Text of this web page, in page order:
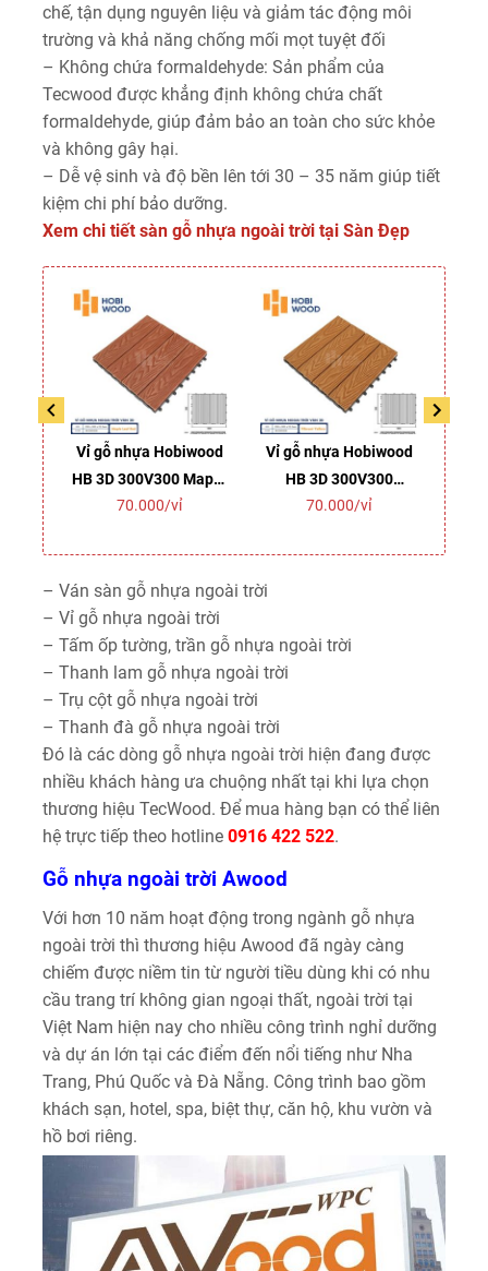
chế, tận dụng nguyên liệu và giảm tác động môi
trường và khả năng chống mối mọt tuyệt đối
– Không chứa formaldehyde: Sản phẩm của
Tecwood được khẳng định không chứa chất
formaldehyde, giúp đảm bảo an toàn cho sức khỏe
và không gây hại.
– Dễ vệ sinh và độ bền lên tới 30 – 35 năm giúp tiết
kiệm chi phí bảo dưỡng.
Xem chi tiết sàn gỗ nhựa ngoài trời tại Sàn Đẹp
Vỉ gỗ nhựa Hobiwood
HB 3D 300V300 Maple
Leaf Red
70.000/vỉ
Vỉ gỗ nhựa Hobiwood
HB 3D 300V300
Vibrant Yellow
70.000/vỉ
– Ván sàn gỗ nhựa ngoài trời
– Vỉ gỗ nhựa ngoài trời
– Tấm ốp tường, trần gỗ nhựa ngoài trời
– Thanh lam gỗ nhựa ngoài trời
– Trụ cột gỗ nhựa ngoài trời
– Thanh đà gỗ nhựa ngoài trời
Đó là các dòng gỗ nhựa ngoài trời hiện đang được
nhiều khách hàng ưa chuộng nhất tại khi lựa chọn
thương hiệu TecWood. Để mua hàng bạn có thể liên
hệ trực tiếp theo hotline 0916 422 522.
Gỗ nhựa ngoài trời Awood
Với hơn 10 năm hoạt động trong ngành gỗ nhựa
ngoài trời thì thương hiệu Awood đã ngày càng
chiếm được niềm tin từ người tiều dùng khi có nhu
cầu trang trí không gian ngoại thất, ngoài trời tại
Việt Nam hiện nay cho nhiều công trình nghỉ dưỡng
và dự án lớn tại các điểm đến nổi tiếng như Nha
Trang, Phú Quốc và Đà Nẵng. Công trình bao gồm
khách sạn, hotel, spa, biệt thự, căn hộ, khu vườn và
hồ bơi riêng.